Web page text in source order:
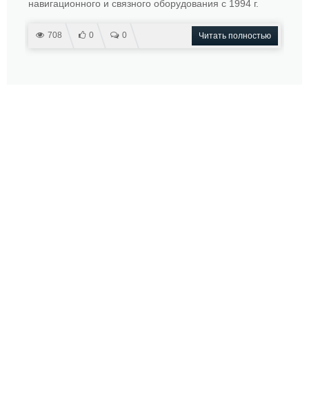
навигационного и связного оборудования с 1994 г.
708 0 0 Читать полностью